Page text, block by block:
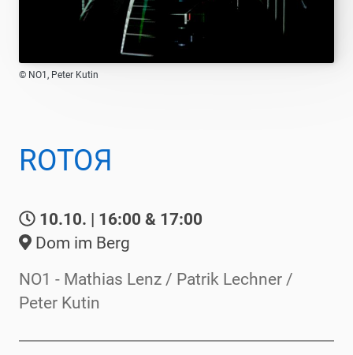
© NO1, Peter Kutin
ROTOЯ
10.10. | 16:00 & 17:00
Dom im Berg
NO1 - Mathias Lenz / Patrik Lechner /
Peter Kutin